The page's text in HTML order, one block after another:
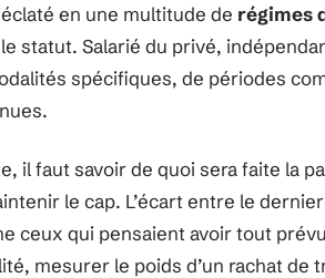
en une multitude de régimes
statut. Salarié du privé,
spécifiques, de périodes
il faut savoir de quoi sera faite la
le cap. L’écart entre le
ceux qui pensaient avoir tout
mesurer le poids d’un rachat de